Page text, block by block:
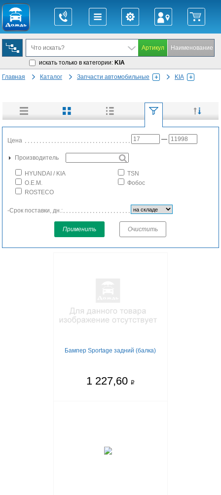
искать только в категории: KIA
Главная Каталог Запчасти автомобильные KIA
Цена —
Производитель
HYUNDAI / KIA
O.E.M.
ROSTECO
TSN
Фобос
-Срок поставки, дн.:
Применить Очистить
Бампер Sportage задний (балка)
1 227,60 q